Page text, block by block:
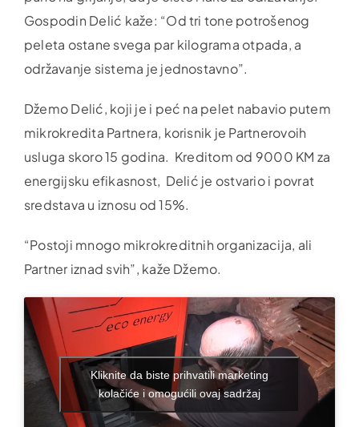
Gospodin Delić kaže: “Od tri tone potrošenog
peleta ostane svega par kilograma otpada, a
održavanje sistema je jednostavno”.
Džemo Delić, koji je i peć na pelet nabavio putem
mikrokredita Partnera, korisnik je Partnerovoih
usluga skoro 15 godina. Kreditom od 9000 KM za
energijsku efikasnost, Delić je ostvario i povrat
sredstava u iznosu od 15%.
“Postoji mnogo mikrokreditnih organizacija, ali
Partner iznad svih”, kaže Džemo.
Kliknite da biste prihvatili marketing
kolačiće i omogućili ovaj sadržaj